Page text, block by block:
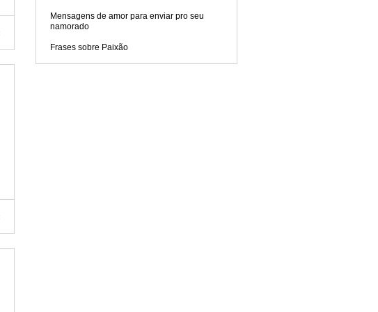
Mensagens de amor para enviar pro seu
namorado
Frases sobre Paixão